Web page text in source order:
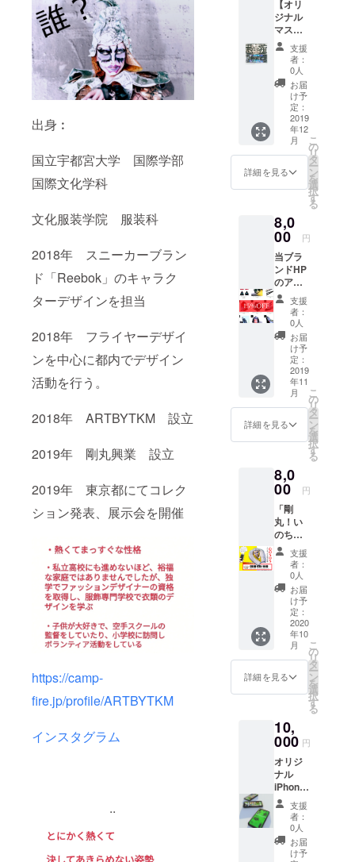
出身︰
国立宇都宮大学 国際学部
国際文化学科
文化服装学院 服装科
2018年 スニーカーブラン
ド「Reebok」のキャラク
ターデザインを担当
2018年 フライヤーデザイ
ンを中心に都内でデザイン
活動を行う。
2018年 ARTBYTKM 設立
2019年 剛丸興業 設立
2019年 東京都にてコレク
ション発表、展示会を開催
https://camp-
fire.jp/profile/ARTBYTKM
インスタグラム
..
（2018年）
・デザイン
事務所 剛丸
興業 設立
（2019年）
・板橋区の
ボランティ
ア団体「な
ります まち
の学校」に
参画（2018
・スニー
カーブラン
ドReebok社
のキャラク
ターデザイ
ンを担当
（2018年）
ファッショ
ンブランド
（主にトル
コ）にて
を担当
（2018年か
ら現在）
・東京都内
を中心にグ
ラフィック
デザイン、
アートディ
レクション
を担当
（2017年か
ら現在）
・展示会・
パーティー
を共同開
催、100人以
上の来場を
いただく。
・TBS「マツ
コの知らな
い世界」日
す。 ・
剛丸と
お話し
しなが
ら原宿
散策 ・
お食事
に行っ
て、お
悩み事
相談
や、い
ろいろ
お話し
ファッ
ション
路に進
もうと
されて
いる学
生さん
にもお
すす
め！
【ここ
だけし
か聞け
ない、
トーク
が盛り
※ 備考
欄に、
支援者
様の行
きたい
場所
や、食
べたい
食事の
内容を
お伝え
くださ
い。
※ 交通
費、支
ご自身
のお食
はご自
身でご
負担を
お願い
いたし
ます。
※ 備考
欄に、
支援者
様のご
都合の
時間
コー
ス） 東
京都渋
谷区渋
谷、
【東京
の中
心】と
呼ばれ
るこの
場所で
穴場ス
ポット
案内い
たしま
す。 ・
剛丸と
お話し
しなが
ら渋谷
散策 ・
お食事
に行っ
て、お
悩み事
相談
や、い
ろいろ
お話し
しま
ション
系の進
もうと
されて
いる学
生さん
にもお
すす
め！
【ここ
だけし
か聞け
ない、
マル秘
が盛り
だくさ
欄に、
支援者
きたい
場所
や、食
べたい
食事の
内容を
お伝え
くださ
【オリ
ジナル
マスク3
点セッ
ト！】
ARTBY
TKMオ
リジナ
ルマス
クを 三
点セッ
トにて
差し上
げま
す！ オ
ンライ
ショッ
プでは
すでに
SOLD
OUTに
なった
人気商
品で
す！
モード
スト
リート
から 原
宿系
ファッ
ション
まで 個
する方
には
うって
つけの
アイテ
ムで
す！
支援
者：
0人
お届
け予
定：
2019
年12
月
詳細を見る
こ
の
リ
タ
ー
ン
を
選
択
す
る
8,0
00 円
当ブラ
ンドHP
のアイ
テムを
全て
15％OF
Fでご購
入いた
だけま
す。
クーポ
ンコー
ドをプ
ロジェ
クト完
了後に
にてご
送付い
たしま
す。 ブ
ランド
オリジ
ナルマ
スクを
一着差
し上げ
ます。
備考欄
にご希
望のデ
ザイン
をご記
入くだ
2019年
11月〜
2020年
10月
支援
者：
0人
お届
け予
定：
2019
年11
月
詳細を見る
こ
の
リ
タ
ー
ン
を
選
択
す
る
8,0
00 円
「剛
丸！い
のちの
電話」
にて、1
年間人
生相談
やお悩
み事、
雑談な
どを承
りま
す。
「剛
丸！い
のちの
窓口
は、ブ
ランド
創設時
より私
が、人
生に行
き詰
まった
方や、
精神的
支援
者：
0人
お届
け予
定：
2020
年10
月
詳細を見る
こ
の
リ
タ
ー
ン
を
選
択
す
る
10,
000 円
オリジ
ナル
iPhone
ケース
をお送
りさせ
ていた
だきま
支援
者：
0人
お届
け予